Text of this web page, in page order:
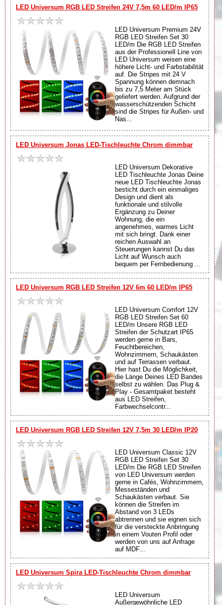
LED Universum RGB LED Streifen 24V 7,5m 60 LED/m IP65
LED Universum Premium 24V
RGB LED Streifen Set 30
LED/m Die RGB LED Streifen
aus der Professionell Line von
LED Universum weisen eine
höhere Licht- und Farbstabilität
auf. Die Stripes mit 24 V
Spannung können demnach
bis zu 7,5 Meter am Stück
geliefert werden. Aufgrund der
wasserschützenden Schicht
sind die Stripes für Außen- und
Nas...
LED Universum Jonas LED-Tischleuchte Chrom dimmbar
LED Universum Dekorative
LED Tischleuchte Jonas Deine
neue LED Tischleuchte Jonas
besticht durch ein einmaliges
Design und dient als
funktionale und stilvolle
Ergänzung zu Deiner
Wohnung, die ein
angenehmes, warmes Licht
mit sich bringt. Dank einer
reichen Auswahl an
Steuerungen kannst Du das
Licht auf Wunsch auch
bequem per Fernbedienung ...
LED Universum RGB LED Streifen 12V 6m 60 LED/m IP65
LED Universum Comfort 12V
RGB LED Streifen Set 60
LED/m Unsere RGB LED
Streifen der Schutzart IP65
werden gerne in Bars,
Feuchtbereichen,
Wohnzimmern, Schaukästen
und auf Terrassen verbaut.
Hier hast Du die Möglichkeit,
die Länge Deines LED Bandes
selbst zu wählen. Das Plug &
Play - Gesamtpaket besteht
aus LED Streifen,
Farbwechselcontr...
LED Universum RGB LED Streifen 12V 7,5m 30 LED/m IP20
LED Universum Classic 12V
RGB LED Streifen Set 30
LED/m Die RGB LED Streifen
von LED Universum werden
gerne in Cafés, Wohnzimmern,
Messeständen und
Schaukästen verbaut. Sie
können die Streifen im
Abstand von 3 LEDs
abtrennen und sie eignen sich
für die versteckte Anbringung
in einem Vouten Profil oder
werden von uns auf Anfrage
auf MDF...
LED Universum Spira LED-Tischleuchte Chrom dimmbar
LED Universum
Außergewöhnliche LED